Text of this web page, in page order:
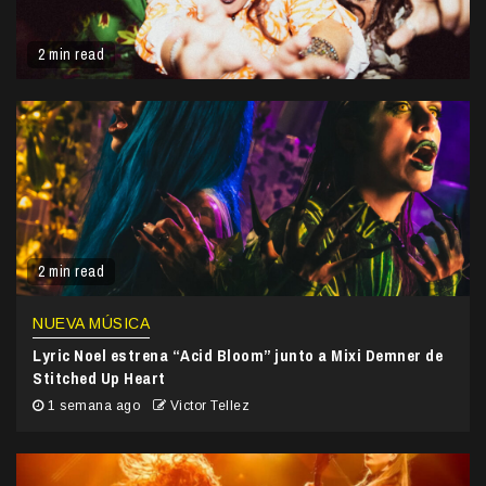
2 min read
2 min read
NUEVA MÚSICA
Lyric Noel estrena “Acid Bloom” junto a Mixi Demner de
Stitched Up Heart
1 semana ago Victor Tellez